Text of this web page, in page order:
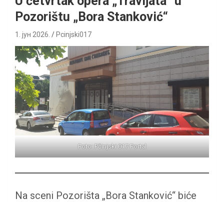
Pozorištu „Bora Stanković“
1. јун 2026. Pcinjski017
Foto: Pčinjski 017 Portal
Na sceni Pozorišta „Bora Stanković“ biće